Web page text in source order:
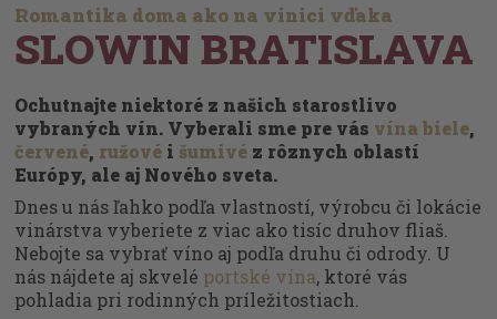
Romantika doma ako na vinici vďaka
SLOWIN BRATISLAVA
Ochutnajte niektoré z našich starostlivo
vybraných vín. Vyberali sme pre vás vína biele,
červené, ružové i šumivé z rôznych oblastí
Európy, ale aj Nového sveta.
Dnes u nás ľahko podľa vlastností, výrobcu či lokácie
vinárstva vyberiete z viac ako tisíc druhov fliaš.
Nebojte sa vybrať víno aj podľa druhu či odrody. U
nás nájdete aj skvelé portské vína, ktoré vás
pohladia pri rodinných príležitostiach.